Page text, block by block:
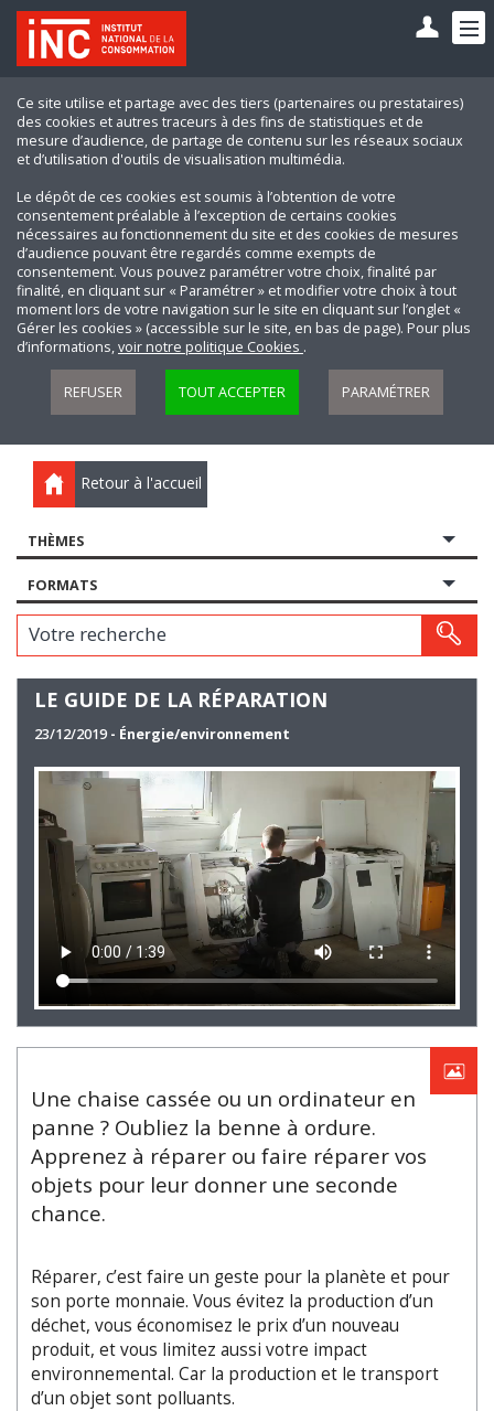
Ce site utilise et partage avec des tiers (partenaires ou prestataires)
des cookies et autres traceurs à des fins de statistiques et de
mesure d’audience, de partage de contenu sur les réseaux sociaux
et d’utilisation d'outils de visualisation multimédia.
Le dépôt de ces cookies est soumis à l’obtention de votre
consentement préalable à l’exception de certains cookies
nécessaires au fonctionnement du site et des cookies de mesures
d’audience pouvant être regardés comme exempts de
consentement. Vous pouvez paramétrer votre choix, finalité par
finalité, en cliquant sur « Paramétrer » et modifier votre choix à tout
moment lors de votre navigation sur le site en cliquant sur l’onglet «
Gérer les cookies » (accessible sur le site, en bas de page). Pour plus
d’informations,voir notre politique Cookies .
REFUSER TOUT ACCEPTER PARAMÉTRER
Retour à l'accueil
THÈMES
FORMATS
Votre recherche
LE GUIDE DE LA RÉPARATION
23/12/2019 - Énergie/environnement
Une chaise cassée ou un ordinateur en
panne ? Oubliez la benne à ordure.
Apprenez à réparer ou faire réparer vos
objets pour leur donner une seconde
chance.
Réparer, c’est faire un geste pour la planète et pour
son porte monnaie. Vous évitez la production d’un
déchet, vous économisez le prix d’un nouveau
produit, et vous limitez aussi votre impact
environnemental. Car la production et le transport
d’un objet sont polluants.